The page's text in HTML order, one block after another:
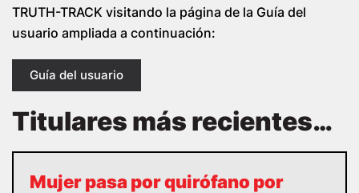
TRUTH-TRACK visitando la página de la Guía del
usuario ampliada a continuación:
Guía del usuario
Titulares más recientes…
Mujer pasa por quirófano por